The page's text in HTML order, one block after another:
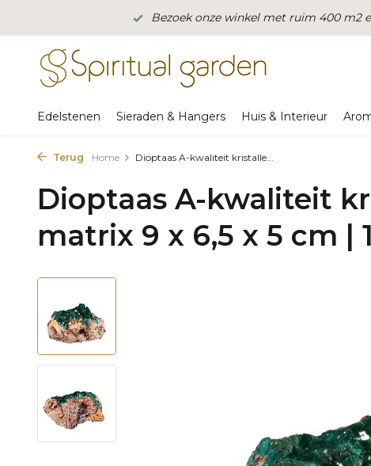
Bezoek onze winkel met ruim 400 m2
Edelstenen Sieraden & Hangers Huis & Interieur
Terug Home Dioptaas A-kwaliteit kristalle...
Dioptaas A-kwaliteit
matrix 9 x 6,5 x 5 cm |